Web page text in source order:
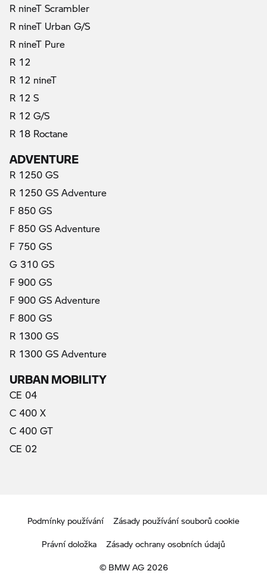
R nineT Scrambler
R nineT Urban G/S
R nineT Pure
R 12
R 12 nineT
R 12 S
R 12 G/S
R 18 Roctane
ADVENTURE
R 1250 GS
R 1250 GS Adventure
F 850 GS
F 850 GS Adventure
F 750 GS
G 310 GS
F 900 GS
F 900 GS Adventure
F 800 GS
R 1300 GS
R 1300 GS Adventure
URBAN MOBILITY
CE 04
C 400 X
C 400 GT
CE 02
Podmínky používání
Zásady používání souborů cookie
Právní doložka
Zásady ochrany osobních údajů
© BMW AG 2026